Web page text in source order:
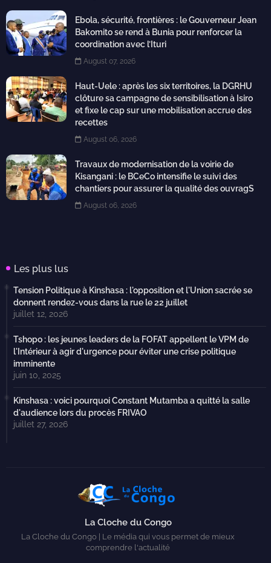
Ebola, sécurité, frontières : le Gouverneur Jean
Bakomito se rend à Bunia pour renforcer la
coordination avec l’Ituri
August 07, 2026
Haut-Uele : après les six territoires, la DGRHU
clôture sa campagne de sensibilisation à Isiro
et fixe le cap sur une mobilisation accrue des
recettes
August 06, 2026
Travaux de modernisation de la voirie de
Kisangani : le BCeCo intensifie le suivi des
chantiers pour assurer la qualité des ouvragS
August 06, 2026
Les plus lus
Tension Politique à Kinshasa : l'opposition et l'Union sacrée se
donnent rendez-vous dans la rue le 22 juillet
juillet 12, 2026
Tshopo : les jeunes leaders de la FOFAT appellent le VPM de
l'Intérieur à agir d'urgence pour éviter une crise politique
imminente
juin 10, 2025
Kinshasa : voici pourquoi Constant Mutamba a quitté la salle
d'audience lors du procès FRIVAO
juillet 27, 2026
La Cloche du Congo
La Cloche du Congo | Le média qui vous permet de mieux
comprendre l'actualité